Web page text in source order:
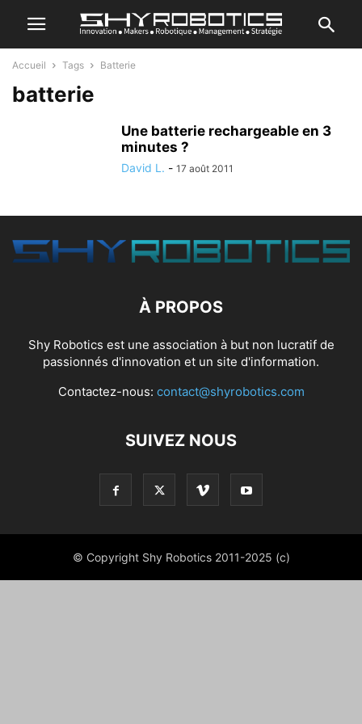
Accueil Tags Batterie
batterie
Une batterie rechargeable en 3
minutes ?
David L. - 17 août 2011
À PROPOS
Shy Robotics est une association à but non lucratif de
passionnés d'innovation et un site d'information.
Contactez-nous: contact@shyrobotics.com
SUIVEZ NOUS
© Copyright Shy Robotics 2011-2025 (c)